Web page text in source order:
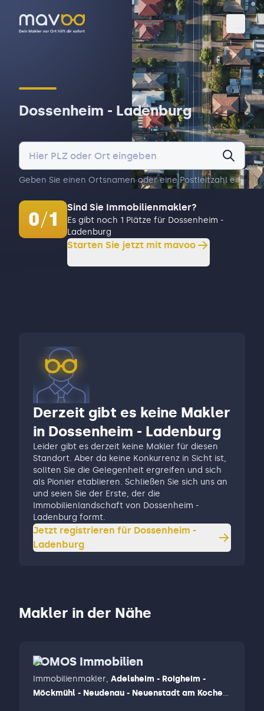
Dossenheim - Ladenburg
Geben Sie einen Ortsnamen oder eine Postleitzahl ein.
0/1
Sind Sie Immobilienmakler?
Es gibt noch 1 Plätze für Dossenheim -
Ladenburg
Starten Sie jetzt mit mavoo
Derzeit gibt es keine Makler
in Dossenheim - Ladenburg
Leider gibt es derzeit keine Makler für diesen
Standort. Aber da keine Konkurrenz in Sicht ist,
sollten Sie die Gelegenheit ergreifen und sich
als Pionier etablieren. Schließen Sie sich uns an
und seien Sie der Erste, der die
Immobilienlandschaft von Dossenheim -
Ladenburg formt.
Jetzt registrieren für Dossenheim -
Ladenburg
Makler in der Nähe
SOMOS Immobilien
Immobilienmakler, Adelsheim - Roigheim -
Möckmühl - Neudenau - Neuenstadt am Kocher,